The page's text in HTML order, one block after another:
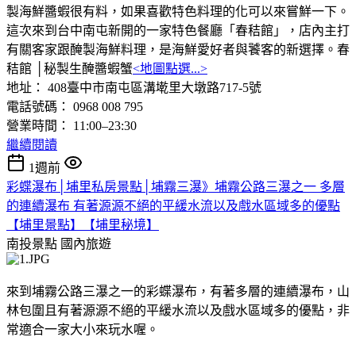
製海鮮醬蝦很有料，如果喜歡特色料理的化可以來嘗鮮一下。
這次來到台中南屯新開的一家特色餐廳「春秸館」，店內主打
有關客家跟醃製海鮮料理，是海鮮愛好者與饕客的新選擇。春
秸館 │秘製生醃醬蝦蟹<地圖點選...>
地址： 408臺中市南屯區溝墘里大墩路717-5號
電話號碼： 0968 008 795
營業時間： 11:00–23:30
繼續閱讀
1週前
彩蝶瀑布│埔里私房景點│埔霧三瀑》埔霧公路三瀑之一 多層
的連續瀑布 有著源源不絕的平緩水流以及戲水區域多的優點
【埔里景點】【埔里秘境】
南投景點 國內旅遊
來到埔霧公路三瀑之一的彩蝶瀑布，有著多層的連續瀑布，山
林包圍且有著源源不絕的平緩水流以及戲水區域多的優點，非
常適合一家大小來玩水喔。